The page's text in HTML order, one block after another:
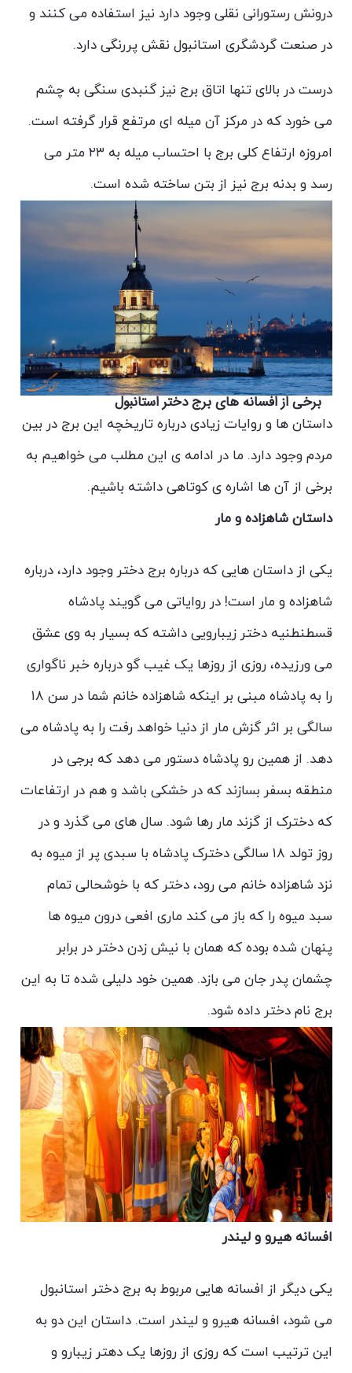
درونش رستورانی نقلی وجود دارد نیز استفاده می کنند و
در صنعت گردشگری استانبول نقش پررنگی دارد.
درست در بالای تنها اتاق برج نیز گنبدی سنگی به چشم
می خورد که در مرکز آن میله ای مرتفع قرار گرفته است.
امروزه ارتفاع کلی برج با احتساب میله به ۲۳ متر می
رسد و بدنه برج نیز از بتن ساخته شده است.
برخی از افسانه های برج دختر استانبول
داستان ها و روایات زیادی درباره تاریخچه این برج در بین
مردم وجود دارد. ما در ادامه ی این مطلب می خواهیم به
برخی از آن ها اشاره ی کوتاهی داشته باشیم.
داستان شاهزاده و مار
یکی از داستان هایی که درباره برج دختر وجود دارد، درباره
شاهزاده و مار است! در روایاتی می گویند پادشاه
قسطنطنیه دختر زیبارویی داشته که بسیار به وی عشق
می ورزیده، روزی از روزها یک غیب گو درباره خبر ناگواری
را به پادشاه مبنی بر اینکه شاهزاده خانم شما در سن ۱۸
سالگی بر اثر گزش مار از دنیا خواهد رفت را به پادشاه می
دهد. از همین رو پادشاه دستور می دهد که برجی در
منطقه بسفر بسازند که در خشکی باشد و هم در ارتفاعات
که دخترک از گزند مار رها شود. سال های می گذرد و در
روز تولد ۱۸ سالگی دخترک پادشاه با سبدی پر از میوه به
نزد شاهزاده خانم می رود، دختر که با خوشحالی تمام
سبد میوه را که باز می کند ماری افعی درون میوه ها
پنهان شده بوده که همان با نیش زدن دختر در برابر
چشمان پدر جان می بازد. همین خود دلیلی شده تا به این
برج نام دختر داده شود.
افسانه هیرو و لیندر
یکی دیگر از افسانه هایی مربوط به برج دختر استانبول
می شود، افسانه هیرو و لیندر است. داستان این دو به
این ترتیب است که روزی از روزها یک دهتر زیبارو و